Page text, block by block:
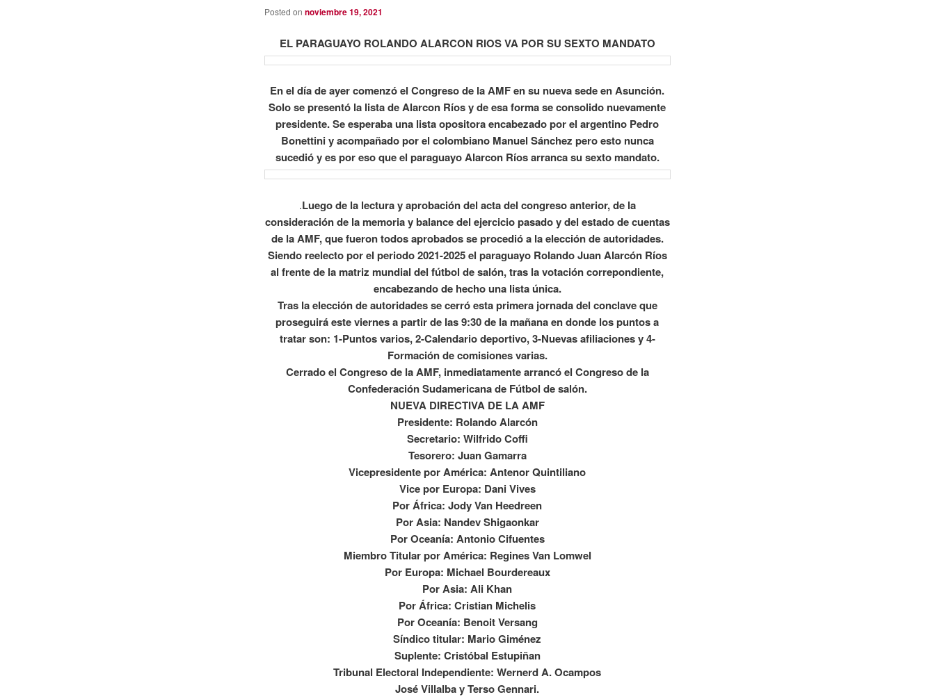
Posted on noviembre 19, 2021
EL PARAGUAYO ROLANDO ALARCON RIOS VA POR SU SEXTO MANDATO
En el día de ayer comenzó el Congreso de la AMF en su nueva sede en Asunción.
Solo se presentó la lista de Alarcon Ríos y de esa forma se consolido nuevamente
presidente. Se esperaba una lista opositora encabezado por el argentino Pedro
Bonettini y acompañado por el colombiano Manuel Sánchez pero esto nunca
sucedió y es por eso que el paraguayo Alarcon Ríos arranca su sexto mandato.
.Luego de la lectura y aprobación del acta del congreso anterior, de la
consideración de la memoria y balance del ejercicio pasado y del estado de cuentas
de la AMF, que fueron todos aprobados se procedió a la elección de autoridades.
Siendo reelecto por el periodo 2021-2025 el paraguayo Rolando Juan Alarcón Ríos
al frente de la matriz mundial del fútbol de salón, tras la votación correpondiente,
encabezando de hecho una lista única.
Tras la elección de autoridades se cerró esta primera jornada del conclave que
proseguirá este viernes a partir de las 9:30 de la mañana en donde los puntos a
tratar son: 1-Puntos varios, 2-Calendario deportivo, 3-Nuevas afiliaciones y 4-
Formación de comisiones varias.
Cerrado el Congreso de la AMF, inmediatamente arrancó el Congreso de la
Confederación Sudamericana de Fútbol de salón.
NUEVA DIRECTIVA DE LA AMF
Presidente: Rolando Alarcón
Secretario: Wilfrido Coffi
Tesorero: Juan Gamarra
Vicepresidente por América: Antenor Quintiliano
Vice por Europa: Dani Vives
Por África: Jody Van Heedreen
Por Asia: Nandev Shigaonkar
Por Oceanía: Antonio Cifuentes
Miembro Titular por América: Regines Van Lomwel
Por Europa: Michael Bourdereaux
Por Asia: Ali Khan
Por África: Cristian Michelis
Por Oceanía: Benoit Versang
Síndico titular: Mario Giménez
Suplente: Cristóbal Estupiñan
Tribunal Electoral Independiente: Wernerd A. Ocampos
José Villalba y Terso Gennari.